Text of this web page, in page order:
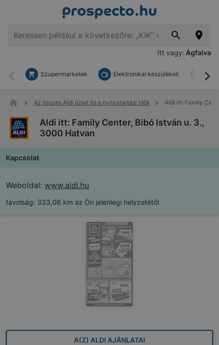
Itt vagy: Ágfalva
Vissza
Szupermarketek Elektronikai készülékek
Az összes Aldi üzlet és a nyitvatartási idők Aldi itt: Family
Aldi itt: Family Center, Bibó István u. 3.,
3000 Hatvan
Kapcsolat
Weboldal: www.aldi.hu
távolság: 333,06 km az Ön jelenlegi helyzetétől
A(Z) ALDI AJÁNLATAI